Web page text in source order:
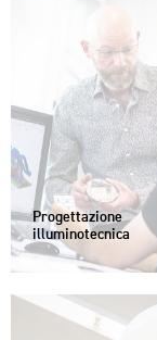
Progettazione
illuminotecnica